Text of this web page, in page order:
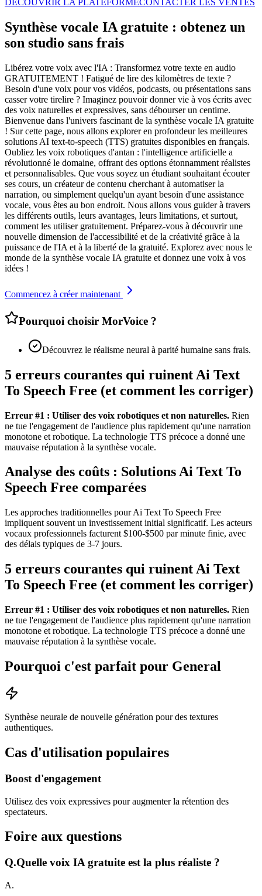
DÉCOUVRIR LA PLATEFORMECONTACTER LES VENTES
Synthèse vocale IA gratuite : obtenez un
son studio sans frais
Libérez votre voix avec l'IA : Transformez votre texte en audio
GRATUITEMENT ! Fatigué de lire des kilomètres de texte ?
Besoin d'une voix pour vos vidéos, podcasts, ou présentations sans
casser votre tirelire ? Imaginez pouvoir donner vie à vos écrits avec
des voix naturelles et expressives, sans débourser un centime.
Bienvenue dans l'univers fascinant de la synthèse vocale IA gratuite
! Sur cette page, nous allons explorer en profondeur les meilleures
solutions AI text-to-speech (TTS) gratuites disponibles en français.
Oubliez les voix robotiques d'antan : l'intelligence artificielle a
révolutionné le domaine, offrant des options étonnamment réalistes
et personnalisables. Que vous soyez un étudiant souhaitant écouter
ses cours, un créateur de contenu cherchant à automatiser la
narration, ou simplement quelqu'un ayant besoin d'une assistance
vocale, vous êtes au bon endroit. Nous allons vous guider à travers
les différents outils, leurs avantages, leurs limitations, et surtout,
comment les utiliser gratuitement. Préparez-vous à découvrir une
nouvelle dimension de l'accessibilité et de la créativité grâce à la
puissance de l'IA et à la liberté de la gratuité. Explorez avec nous le
monde de la synthèse vocale IA gratuite et donnez une voix à vos
idées !
Commencez à créer maintenant
Pourquoi choisir MorVoice ?
Découvrez le réalisme neural à parité humaine sans frais.
5 erreurs courantes qui ruinent Ai Text
To Speech Free (et comment les corriger)
Erreur #1 : Utiliser des voix robotiques et non naturelles. Rien
ne tue l'engagement de l'audience plus rapidement qu'une narration
monotone et robotique. La technologie TTS précoce a donné une
mauvaise réputation à la synthèse vocale.
Analyse des coûts : Solutions Ai Text To
Speech Free comparées
Les approches traditionnelles pour Ai Text To Speech Free
impliquent souvent un investissement initial significatif. Les acteurs
vocaux professionnels facturent $100-$500 par minute finie, avec
des délais typiques de 3-7 jours.
5 erreurs courantes qui ruinent Ai Text
To Speech Free (et comment les corriger)
Erreur #1 : Utiliser des voix robotiques et non naturelles. Rien
ne tue l'engagement de l'audience plus rapidement qu'une narration
monotone et robotique. La technologie TTS précoce a donné une
mauvaise réputation à la synthèse vocale.
Pourquoi c'est parfait pour General
Synthèse neurale de nouvelle génération pour des textures
authentiques.
Cas d'utilisation populaires
Boost d'engagement
Utilisez des voix expressives pour augmenter la rétention des
spectateurs.
Foire aux questions
Q.Quelle voix IA gratuite est la plus réaliste ?
A.